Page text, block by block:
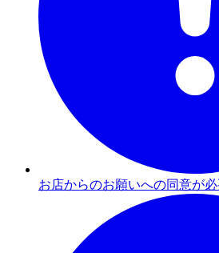
お店からのお願いへの同意が